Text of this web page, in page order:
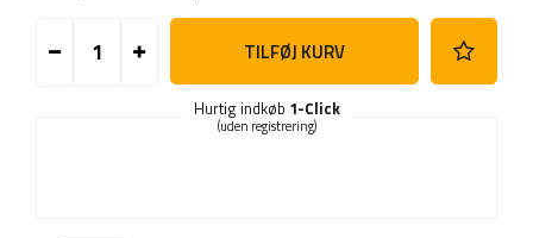
TILFØJ KURV
Hurtig indkøb 1-Click
(uden registrering)